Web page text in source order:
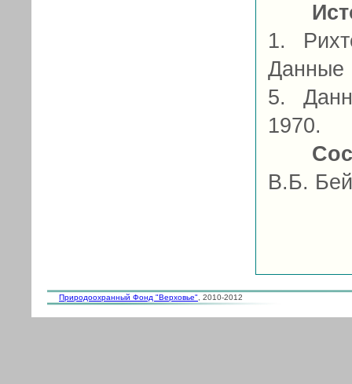
1.
Данные
5.
1970.
В.Б.
Природоохранный Фонд "Верховье" , 2010-2012